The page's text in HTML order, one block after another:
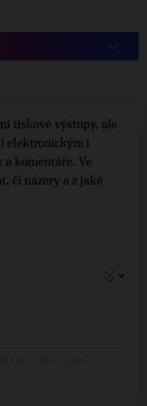
tiskové výstupy, ale
elektronickým i
komentáře. Ve
čí názory a z jaké